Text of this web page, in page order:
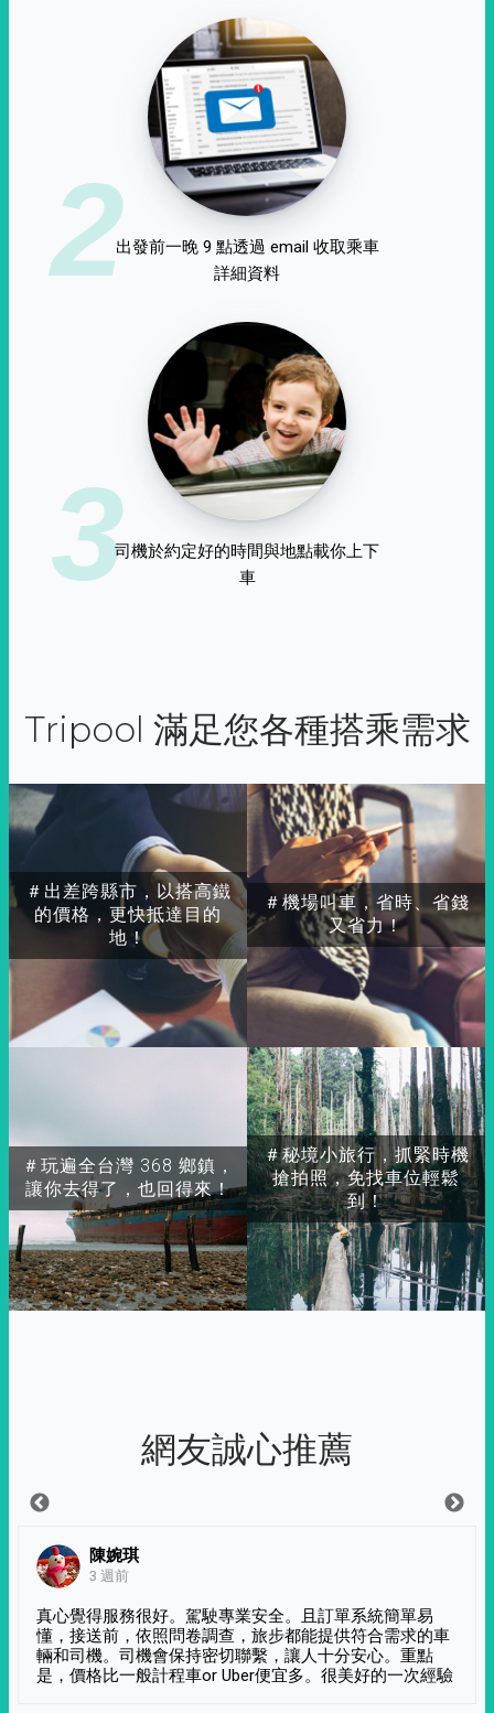
2出發前一晚 9 點透過 email 收取乘車
詳細資料
3司機於約定好的時間與地點載你上下
車
Tripool 滿足您各種搭乘需求
＃出差跨縣市，以搭高鐵
的價格，更快抵達目的
地！
＃玩遍全台灣 368 鄉鎮，
讓你去得了，也回得來！
＃秘境小旅行，抓緊時機
搶拍照，免找車位輕鬆
到！
＃機場叫車，省時、省錢
又省力！
網友誠心推薦
陳婉琪
3 週前
真心覺得服務很好。駕駛專業安全。且訂單系統簡單易
懂，接送前，依照問卷調查，旅步都能提供符合需求的車
輛和司機。司機會保持密切聯繫，讓人十分安心。重點
是，價格比一般計程車or Uber便宜多。很美好的一次經驗